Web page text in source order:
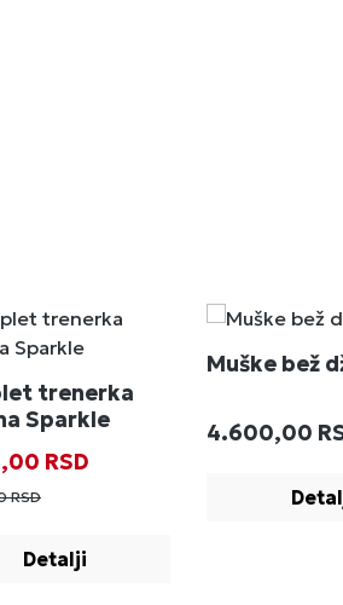
trenerka
Sparkle
cena:
RSD
RSD
Detalji
Muške bež
Redovna
4.600,00